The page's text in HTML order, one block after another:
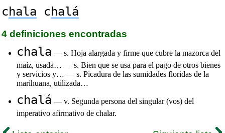
chala chalá
4 definiciones encontradas
chala — s. Hoja alargada y firme que cubre la mazorca del
maíz, usada… — s. Bien que se usa para el pago de otros bienes
y servicios y… — s. Picadura de las sumidades floridas de la
marihuana, utilizada…
chalá — v. Segunda persona del singular (vos) del
imperativo afirmativo de chalar.